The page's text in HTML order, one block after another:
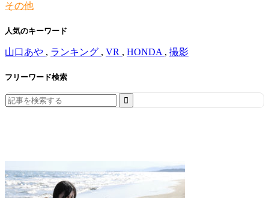
その他
人気のキーワード
山口あや , ランキング , VR , HONDA , 撮影
フリーワード検索
Search
for: